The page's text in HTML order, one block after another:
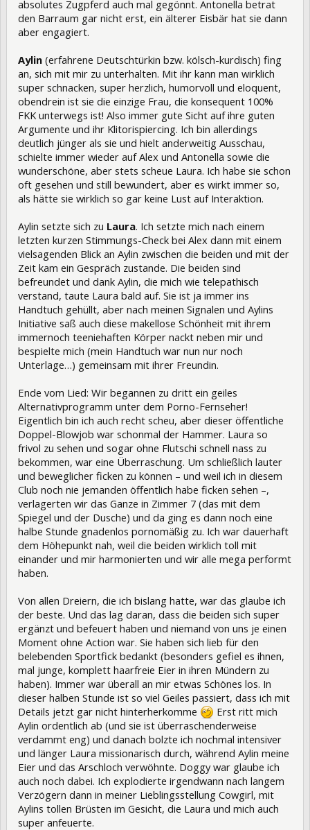
absolutes Zugpferd auch mal gegönnt. Antonella betrat
den Barraum gar nicht erst, ein älterer Eisbär hat sie dann
aber engagiert.
Aylin (erfahrene Deutschtürkin bzw. kölsch-kurdisch) fing
an, sich mit mir zu unterhalten. Mit ihr kann man wirklich
super schnacken, super herzlich, humorvoll und eloquent,
obendrein ist sie die einzige Frau, die konsequent 100%
FKK unterwegs ist! Also immer gute Sicht auf ihre guten
Argumente und ihr Klitorispiercing. Ich bin allerdings
deutlich jünger als sie und hielt anderweitig Ausschau,
schielte immer wieder auf Alex und Antonella sowie die
wunderschöne, aber stets scheue Laura. Ich habe sie schon
oft gesehen und still bewundert, aber es wirkt immer so,
als hätte sie wirklich so gar keine Lust auf Interaktion.
Aylin setzte sich zu Laura. Ich setzte mich nach einem
letzten kurzen Stimmungs-Check bei Alex dann mit einem
vielsagenden Blick an Aylin zwischen die beiden und mit der
Zeit kam ein Gespräch zustande. Die beiden sind
befreundet und dank Aylin, die mich wie telepathisch
verstand, taute Laura bald auf. Sie ist ja immer ins
Handtuch gehüllt, aber nach meinen Signalen und Aylins
Initiative saß auch diese makellose Schönheit mit ihrem
immernoch teeniehaften Körper nackt neben mir und
bespielte mich (mein Handtuch war nun nur noch
Unterlage…) gemeinsam mit ihrer Freundin.
Ende vom Lied: Wir begannen zu dritt ein geiles
Alternativprogramm unter dem Porno-Fernseher!
Eigentlich bin ich auch recht scheu, aber dieser öffentliche
Doppel-Blowjob war schonmal der Hammer. Laura so
frivol zu sehen und sogar ohne Flutschi schnell nass zu
bekommen, war eine Überraschung. Um schließlich lauter
und beweglicher ficken zu können – und weil ich in diesem
Club noch nie jemanden öffentlich habe ficken sehen –,
verlagerten wir das Ganze in Zimmer 7 (das mit dem
Spiegel und der Dusche) und da ging es dann noch eine
halbe Stunde gnadenlos pornomäßig zu. Ich war dauerhaft
dem Höhepunkt nah, weil die beiden wirklich toll mit
einander und mir harmonierten und wir alle mega performt
haben.
Von allen Dreiern, die ich bislang hatte, war das glaube ich
der beste. Und das lag daran, dass die beiden sich super
ergänzt und befeuert haben und niemand von uns je einen
Moment ohne Action war. Sie haben sich lieb für den
belebenden Sportfick bedankt (besonders gefiel es ihnen,
mal junge, komplett haarfreie Eier in ihren Mündern zu
haben). Immer war überall an mir etwas Schönes los. In
dieser halben Stunde ist so viel Geiles passiert, dass ich mit
Details jetzt gar nicht hinterherkomme
Erst ritt mich
Aylin ordentlich ab (und sie ist überraschenderweise
verdammt eng) und danach bolzte ich nochmal intensiver
und länger Laura missionarisch durch, während Aylin meine
Eier und das Arschloch verwöhnte. Doggy war glaube ich
auch noch dabei. Ich explodierte irgendwann nach langem
Verzögern dann in meiner Lieblingsstellung Cowgirl, mit
Aylins tollen Brüsten im Gesicht, die Laura und mich auch
super anfeuerte.